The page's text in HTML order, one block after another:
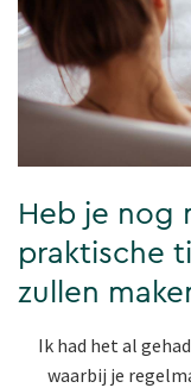
Heb je nog
praktische
zullen
Ik had het al
waarbij je